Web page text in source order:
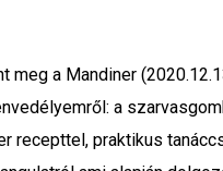
meg a Mandiner
a
recepttel, praktikus